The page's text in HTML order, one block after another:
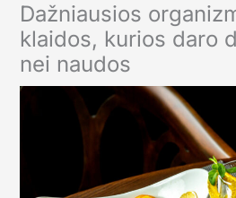
Dažniausios
klaidos, kurios daro
nei naudos